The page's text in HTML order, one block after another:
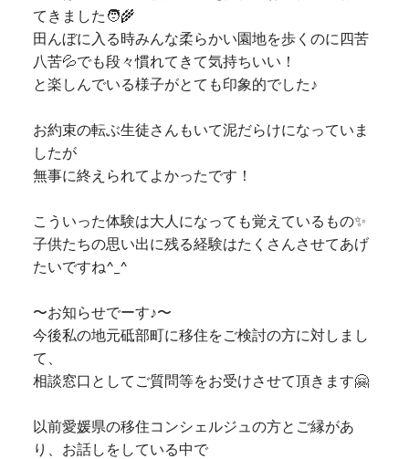
てきました🧑‍🌾
田んぼに入る時みんな柔らかい園地を歩くのに四苦
八苦💦でも段々慣れてきて気持ちいい！
と楽しんでいる様子がとても印象的でした♪
お約束の転ぶ生徒さんもいて泥だらけになっていま
したが
無事に終えられてよかったです！
こういった体験は大人になっても覚えているもの✨
子供たちの思い出に残る経験はたくさんさせてあげ
たいですね^_^
〜お知らせでーす♪〜
今後私の地元砥部町に移住をご検討の方に対しまし
て、
相談窓口としてご質問等をお受けさせて頂きます🤗
以前愛媛県の移住コンシェルジュの方とご縁があ
り、お話しをしている中で